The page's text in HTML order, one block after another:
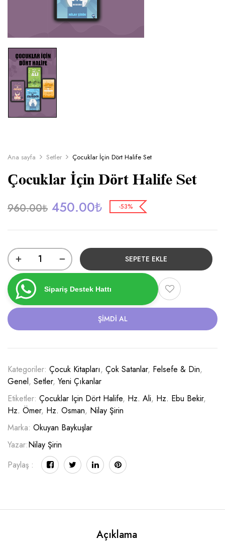
Ana sayfa Setler Çocuklar İçin Dört Halife Set
Çocuklar İçin Dört Halife Set
960.00₺ 450.00₺ -53%
SEPETE EKLE
Sipariş Destek Hattı
ŞIMDI AL
Kategoriler: Çocuk Kitapları, Çok Satanlar, Felsefe & Din,
Genel, Setler, Yeni Çıkanlar
Etiketler: Çocuklar Için Dört Halife, Hz. Ali, Hz. Ebu Bekir,
Hz. Ömer, Hz. Osman, Nilay Şirin
Marka: Okuyan Baykuşlar
Yazar:Nilay Şirin
Paylaş :
Açıklama